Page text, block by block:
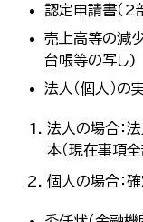
認定申請書（2
売上高等の減
台帳等の写し)
法人（個人）
法人の場合：
本（現在事項
個人の場合：